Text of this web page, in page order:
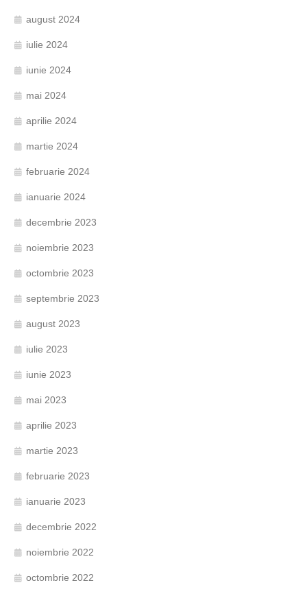
august 2024
iulie 2024
iunie 2024
mai 2024
aprilie 2024
martie 2024
februarie 2024
ianuarie 2024
decembrie 2023
noiembrie 2023
octombrie 2023
septembrie 2023
august 2023
iulie 2023
iunie 2023
mai 2023
aprilie 2023
martie 2023
februarie 2023
ianuarie 2023
decembrie 2022
noiembrie 2022
octombrie 2022